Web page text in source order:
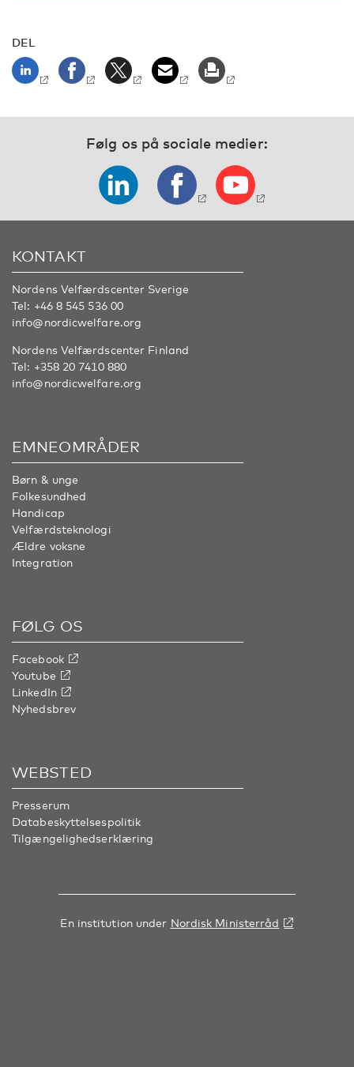
DEL
Følg os på sociale medier:
KONTAKT
Nordens Velfærdscenter Sverige
Tel: +46 8 545 536 00
info@nordicwelfare.org
Nordens Velfærdscenter Finland
Tel: +358 20 7410 880
info@nordicwelfare.org
EMNEOMRÅDER
Børn & unge
Folkesundhed
Handicap
Velfærdsteknologi
Ældre voksne
Integration
FØLG OS
Facebook
Youtube
LinkedIn
Nyhedsbrev
WEBSTED
Presserum
Databeskyttelsespolitik
Tilgængelighedserklæring
En institution under Nordisk Ministerråd